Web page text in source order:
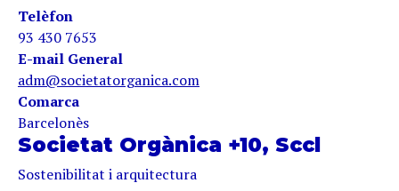
Telèfon
93 430 7653
E-mail General
adm@societatorganica.com
Comarca
Barcelonès
Societat Orgànica +10, Sccl
Sostenibilitat i arquitectura